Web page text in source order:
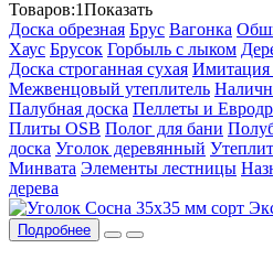
Товаров:1Показать
Доска обрезная Брус Вагонка
Хаус Брусок Горбыль с лыком
Доска строганная сухая Имитация
Межвенцовый утеплитель
Палубная доска Пеллеты и
Плиты OSB Полог для бани
доска Уголок деревянный
Минвата Элементы лестницы
дерева
Подробнее